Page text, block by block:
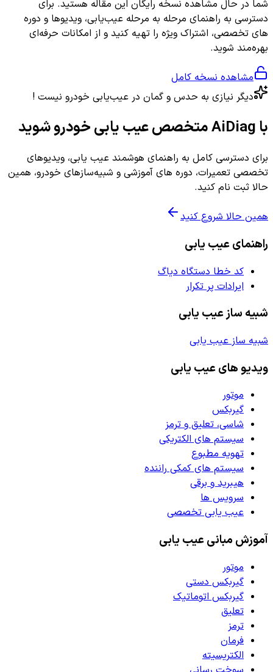
شما در حال مشاهده نسخه رایگان این مقاله هستید. برای
دسترسی به راهنمای مرحله به مرحله عیب‌یابی، ویدیوها و دوره
های تخصصی، اشتراک ویژه را تهیه کنید و از امکانات حرفه‌ای
بهره‌مند شوید.
مشاهده نسخه کامل
دیگر نیازی به حدس و گمان در عیب‌یابی خودرو نیست !
با AiDiag متخصص عیب یابی خودرو شوید
برای دسترسی کامل به راهنمای هوشمند عیب یابی، ویدیوهای
تخصصی تعمیرات، دوره های آموزشی و شبیه‌سازهای خودرو، همین
حالا ثبت نام کنید.
همین حالا شروع کنید
راهنمای عیب یابی
کد خطا دستگاه دیاگ
ایرادات پر تکرار
شبیه ساز عیب یابی
شبیه ساز عیب یابی
ویدیو های عیب یابی
موتور
گیربکس
شاسی، تعلیق و ترمز
سیستم های الکتریکی
تهویه مطبوع
سیستم های کمکی راننده
هیبرید و برقی
سرویس ها
عیب یابی تخصصی
آموزش مبانی عیب یابی
موتور
گیربکس دستی
گیربکس اتوماتیک
تعلیق
ترمز
فرمان
الکتریسیته